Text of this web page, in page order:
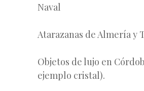
Naval
Atarazanas de Almería y
Objetos de lujo en
ejemplo cristal).